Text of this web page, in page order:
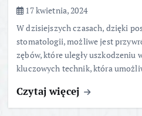
17 kwietnia, 2024
W dzisiejszych czasach, dzięki
stomatologii, możliwe jest
zębów, które uległy uszkodzeniu
kluczowych technik, która
Czytaj więcej